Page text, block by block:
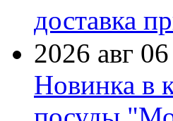
доставка
2026 авг 06
Новинка в